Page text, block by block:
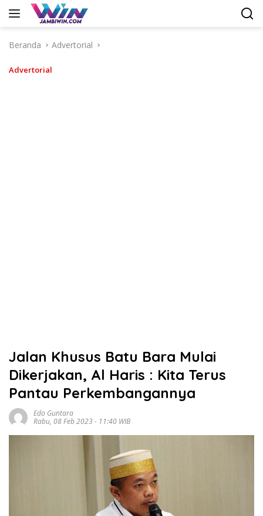
Langsung
Beranda
Advertorial
Advertorial
Jalan Khusus Batu Bara Mulai
Dikerjakan, Al Haris : Kita Terus
Pantau Perkembangannya
Edo Guntara
Rabu, 08 Feb 2023 - 11:40 WIB